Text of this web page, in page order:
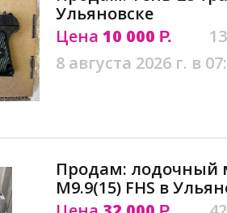
Ульяновске
Цена 10 000 Р.
8 августа 2026 г. в
Продам: лодочный
M9.9(15) FHS в